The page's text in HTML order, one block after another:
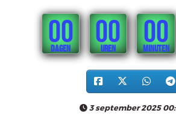
00
DAGEN
00
UREN
00
MINUTEN
3 september 2025